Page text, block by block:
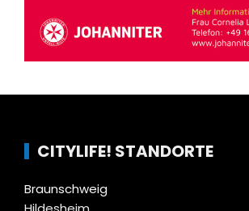
CITYLIFE! STANDORTE
Braunschweig